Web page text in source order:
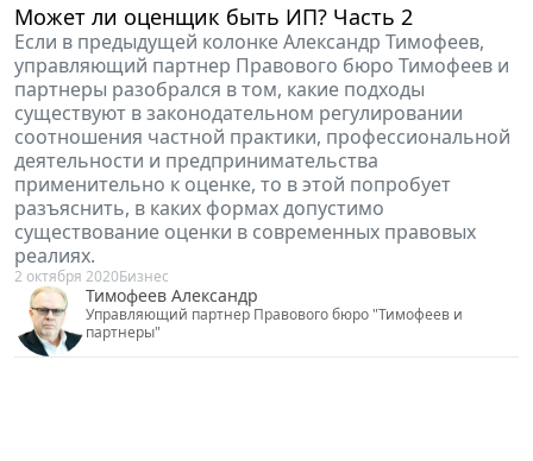
Может ли оценщик быть ИП? Часть 2
Если в предыдущей колонке Александр Тимофеев,
управляющий партнер Правового бюро Тимофеев и
партнеры разобрался в том, какие подходы
существуют в законодательном регулировании
соотношения частной практики, профессиональной
деятельности и предпринимательства
применительно к оценке, то в этой попробует
разъяснить, в каких формах допустимо
существование оценки в современных правовых
реалиях.
2 октября 2020Бизнес
Тимофеев Александр
Управляющий партнер Правового бюро "Тимофеев и
партнеры"